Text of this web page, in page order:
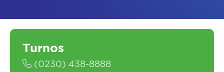
Turnos
(0230) 438-8888